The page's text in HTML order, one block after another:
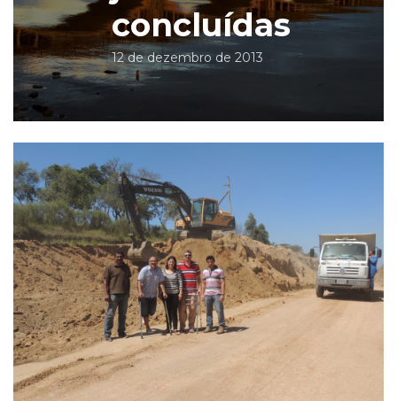
concluídas
12 de dezembro de 2013